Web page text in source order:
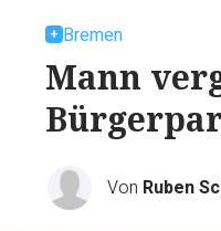
Bremen
Mann
Von Ruben